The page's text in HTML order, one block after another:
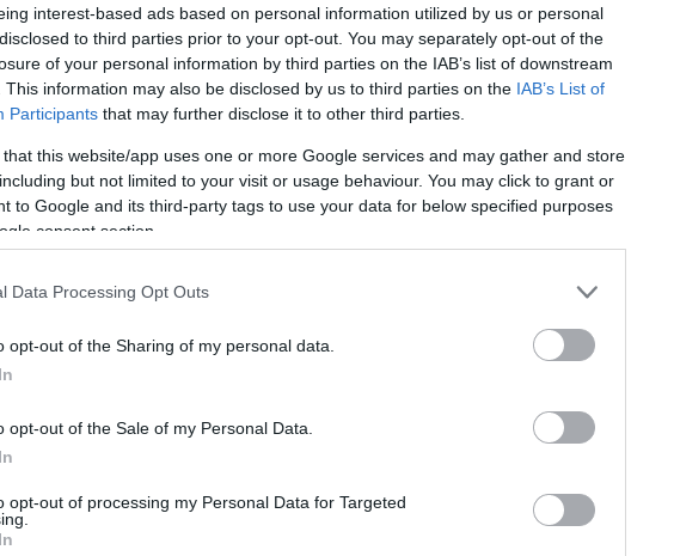
interest-based ads based on personal information utilized by us or personal
to third parties prior to your opt-out. You may separately opt-out of the
of your personal information by third parties on the IAB’s list of downstream
This information may also be disclosed by us to third parties on the IAB’s List of
Participants that may further disclose it to other third parties.
that this website/app uses one or more Google services and may gather and store
but not limited to your visit or usage behaviour. You may click to grant or
to Google and its third-party tags to use your data for below specified purposes
consent section.
Data Processing Opt Outs
opt-out of the Sharing of my personal data.
opt-out of the Sale of my Personal Data.
opt-out of processing my Personal Data for Targeted
+ΚΑΛΆΘΙ +ΚΑΛΆΘΙ +ΚΑΛΆΘΙ
Καλώδιο A05VV-U
(NYM) 3G4mm²
Διαθέσιμο
h
+ΚΑΛΆΘΙ
i
+ΚΑΛΆΘΙ
Καλώδιο A05VV-U
Διαθέσιμο
2,39 €
i
h
+ΚΑΛΆΘΙ